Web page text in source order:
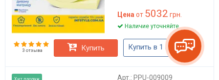
Цена от 5032 грн.
Наличие уточняйте
3 отзыва Купить Купить в 1 клик
Хит продаж Арт.: PPU-009009